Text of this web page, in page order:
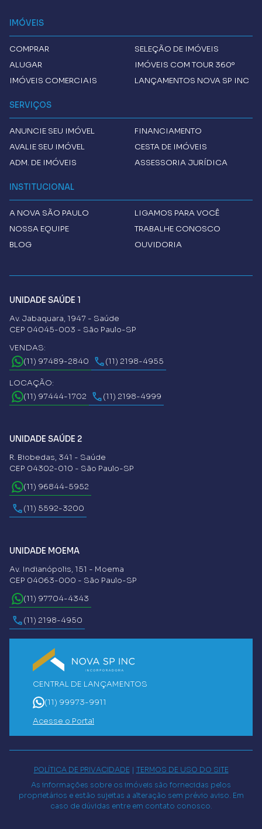
IMÓVEIS
COMPRAR
ALUGAR
IMÓVEIS COMERCIAIS
SELEÇÃO DE IMÓVEIS
IMÓVEIS COM TOUR 360º
LANÇAMENTOS NOVA SP INC
SERVIÇOS
ANUNCIE SEU IMÓVEL
AVALIE SEU IMÓVEL
ADM. DE IMÓVEIS
FINANCIAMENTO
CESTA DE IMÓVEIS
ASSESSORIA JURÍDICA
INSTITUCIONAL
A NOVA SÃO PAULO
NOSSA EQUIPE
BLOG
LIGAMOS PARA VOCÊ
TRABALHE CONOSCO
OUVIDORIA
UNIDADE SAÚDE 1
Av. Jabaquara, 1947 - Saúde
CEP 04045-003 - São Paulo-SP
VENDAS:
(11) 97489-2840
(11) 2198-4955
LOCAÇÃO:
(11) 97444-1702
(11) 2198-4999
UNIDADE SAÚDE 2
R. Biobedas, 341 - Saúde
CEP 04302-010 - São Paulo-SP
(11) 96844-5952
(11) 5592-3200
UNIDADE MOEMA
Av. Indianópolis, 151 - Moema
CEP 04063-000 - São Paulo-SP
(11) 97704-4343
(11) 2198-4950
CENTRAL DE LANÇAMENTOS
(11) 99973-9911
Acesse o Portal
POLÍTICA DE PRIVACIDADE | TERMOS DE USO DO SITE
As informações sobre os imóveis são fornecidas pelos
proprietários e estão sujeitas a alteração sem prévio aviso. Em
caso de dúvidas entre em contato conosco.